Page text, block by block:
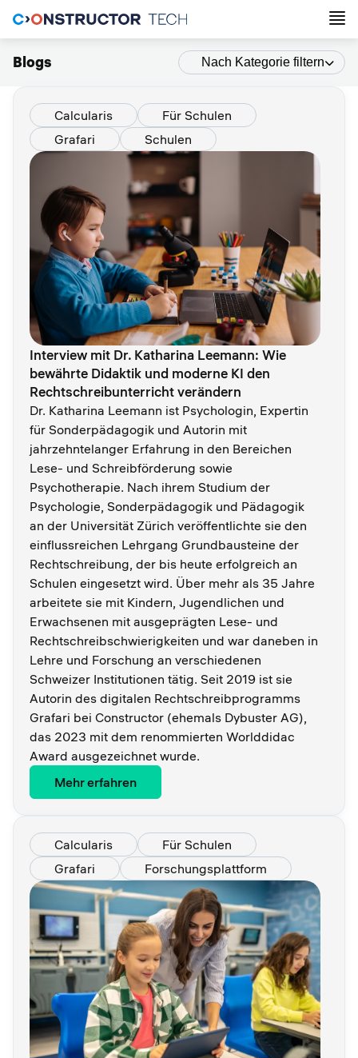
Blogs Nach Kategorie filtern
Calcularis
Für Schulen
Grafari
Schulen
Interview mit Dr. Katharina Leemann: Wie
bewährte Didaktik und moderne KI den
Rechtschreibunterricht verändern
Dr. Katharina Leemann ist Psychologin, Expertin
für Sonderpädagogik und Autorin mit
jahrzehntelanger Erfahrung in den Bereichen
Lese- und Schreibförderung sowie
Psychotherapie. Nach ihrem Studium der
Psychologie, Sonderpädagogik und Pädagogik
an der Universität Zürich veröffentlichte sie den
einflussreichen Lehrgang Grundbausteine der
Rechtschreibung, der bis heute erfolgreich an
Schulen eingesetzt wird. Über mehr als 35 Jahre
arbeitete sie mit Kindern, Jugendlichen und
Erwachsenen mit ausgeprägten Lese- und
Rechtschreibschwierigkeiten und war daneben in
Lehre und Forschung an verschiedenen
Schweizer Institutionen tätig. Seit 2019 ist sie
Autorin des digitalen Rechtschreibprogramms
Grafari bei Constructor (ehemals Dybuster AG),
das 2023 mit dem renommierten Worlddidac
Award ausgezeichnet wurde.
Mehr erfahren
Calcularis
Für Schulen
Grafari
Forschungsplattform